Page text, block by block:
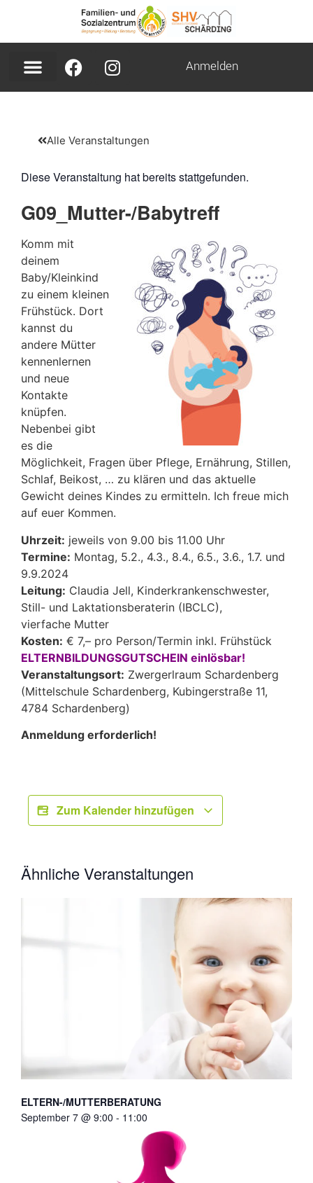
Anmelden
Alle Veranstaltungen
Diese Veranstaltung hat bereits stattgefunden.
G09_Mutter-/Babytreff
Komm mit
deinem
Baby/Kleinkind
zu einem kleinen
Frühstück. Dort
kannst du
andere Mütter
kennenlernen
und neue
Kontakte
knüpfen.
Nebenbei gibt
es die
Möglichkeit, Fragen über Pflege, Ernährung, Stillen,
Schlaf, Beikost, … zu klären und das aktuelle
Gewicht deines Kindes zu ermitteln. Ich freue mich
auf euer Kommen.
Uhrzeit: jeweils von 9.00 bis 11.00 Uhr
Termine: Montag, 5.2., 4.3., 8.4., 6.5., 3.6., 1.7. und
9.9.2024
Leitung: Claudia Jell, Kinderkrankenschwester,
Still- und Laktationsberaterin (IBCLC),
vierfache Mutter
Kosten: € 7,– pro Person/Termin inkl. Frühstück
ELTERNBILDUNGSGUTSCHEIN einlösbar!
Veranstaltungsort: Zwergerlraum Schardenberg
(Mittelschule Schardenberg, Kubingerstraße 11,
4784 Schardenberg)
Anmeldung erforderlich!
Zum Kalender hinzufügen
Ähnliche Veranstaltungen
ELTERN-/MUTTERBERATUNG
September 7 @ 9:00 - 11:00